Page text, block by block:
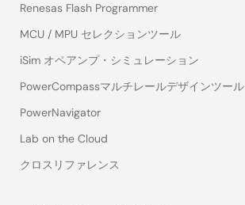
Renesas Flash Programmer
MCU / MPU セレクションツール
iSim オペアンプ・シミュレーション
PowerCompassマルチレールデザインツール
PowerNavigator
Lab on the Cloud
クロスリファレンス